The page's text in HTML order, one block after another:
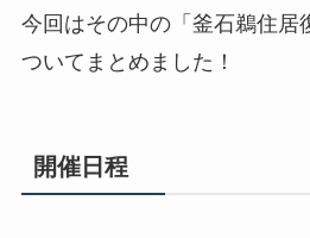
今回はその中の「釜石鵜住居
ついてまとめました！
開催日程